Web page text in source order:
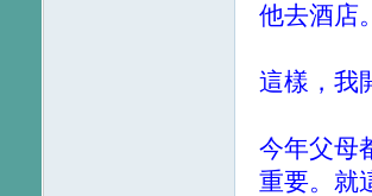
他去酒店
這樣，我
今年父母
重要。就